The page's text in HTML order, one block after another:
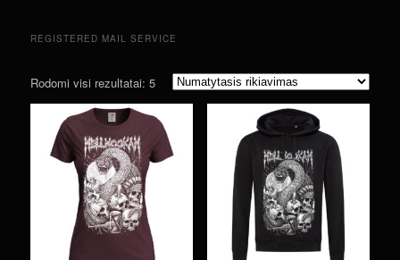
REGISTERED MAIL SERVICE
Rodomi visi rezultatai: 5